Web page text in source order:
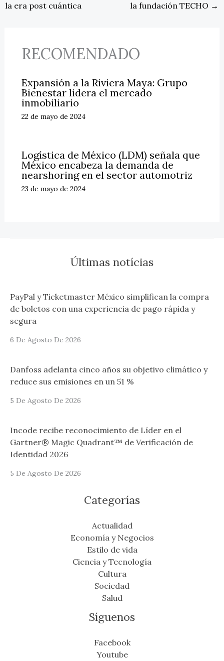
la era post cuántica
la fundación TECHO →
RECOMENDADO
Expansión a la Riviera Maya: Grupo
Bienestar lidera el mercado
inmobiliario
22 de mayo de 2024
Logística de México (LDM) señala que
México encabeza la demanda de
nearshoring en el sector automotriz
23 de mayo de 2024
Últimas notícias
PayPal y Ticketmaster México simplifican la compra
de boletos con una experiencia de pago rápida y
segura
6 De Agosto De 2026
Danfoss adelanta cinco años su objetivo climático y
reduce sus emisiones en un 51 %
5 De Agosto De 2026
Incode recibe reconocimiento de Líder en el
Gartner® Magic Quadrant™ de Verificación de
Identidad 2026
5 De Agosto De 2026
Categorías
Actualidad
Economía y Negocios
Estilo de vida
Ciencia y Tecnología
Cultura
Sociedad
Salud
Síguenos
Facebook
Youtube